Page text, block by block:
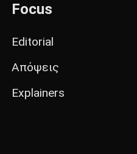
Focus
Editorial
Απόψεις
Explainers